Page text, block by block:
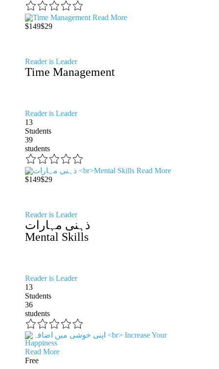
Read More
$149$29
Reader is Leader
Time Management
Reader is Leader
13
Students
39
students
Read More
$149$29
Reader is Leader
ذہنی مہارات
Mental Skills
Reader is Leader
13
Students
36
students
Read More
Free